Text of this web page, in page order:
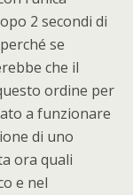
2 secondi di
se
che il
ordine per
a funzionare
di uno
ora quali
e nel